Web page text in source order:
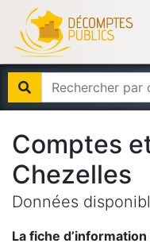
Comptes
Chezelles
Données
La fiche